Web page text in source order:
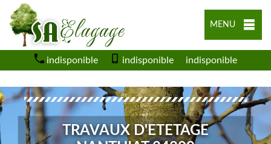
MENU
indisponible indisponible indisponible
TRAVAUX D'ETETAGE